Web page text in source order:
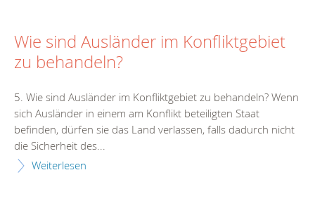
Wie sind Ausländer im Konfliktgebiet
zu behandeln?
5. Wie sind Ausländer im Konfliktgebiet zu behandeln? Wenn
sich Ausländer in einem am Konflikt beteiligten Staat
befinden, dürfen sie das Land verlassen, falls dadurch nicht
die Sicherheit des...
Weiterlesen